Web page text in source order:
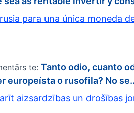
para una única moneda
te: Tanto odio, cuanto
europeísta o rusofila? No
aizsardzības un drošības